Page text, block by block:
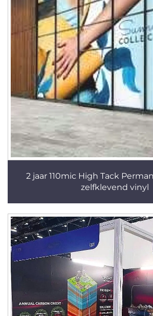
2 jaar 110mic High Tack
zelfklevend vinyl